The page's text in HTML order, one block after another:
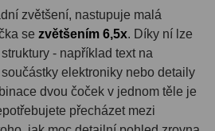
zvětšení, nastupuje malá
se zvětšením 6,5x. Díky ní lze
- například text na
elektroniky nebo detaily
dvou čoček v jednom těle je
přecházet mezi